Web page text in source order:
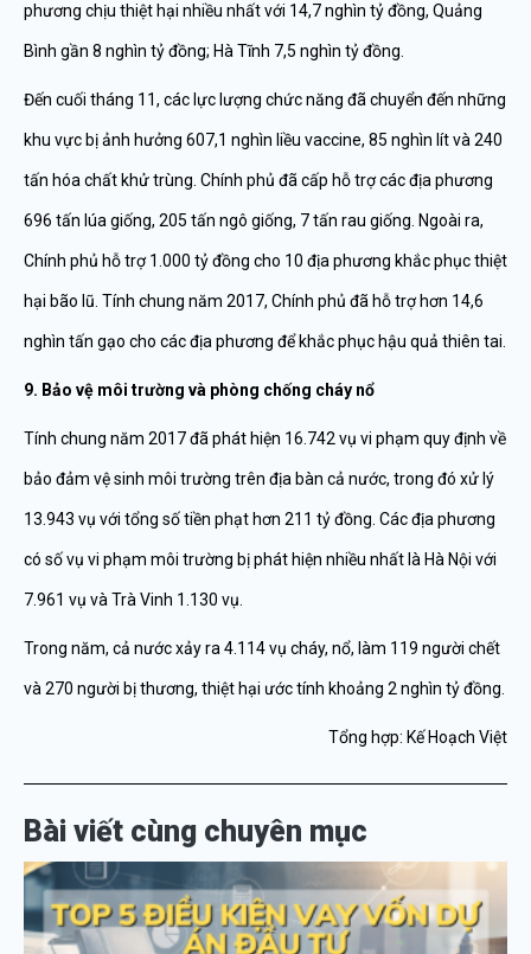
phương chịu thiệt hại nhiều nhất với 14,7 nghìn tỷ đồng, Quảng
Bình gần 8 nghìn tỷ đồng; Hà Tĩnh 7,5 nghìn tỷ đồng.
Đến cuối tháng 11, các lực lượng chức năng đã chuyển đến những
khu vực bị ảnh hưởng 607,1 nghìn liều vaccine, 85 nghìn lít và 240
tấn hóa chất khử trùng. Chính phủ đã cấp hỗ trợ các địa phương
696 tấn lúa giống, 205 tấn ngô giống, 7 tấn rau giống. Ngoài ra,
Chính phủ hỗ trợ 1.000 tỷ đồng cho 10 địa phương khắc phục thiệt
hại bão lũ. Tính chung năm 2017, Chính phủ đã hỗ trợ hơn 14,6
nghìn tấn gạo cho các địa phương để khắc phục hậu quả thiên tai.
9. Bảo vệ môi trường và phòng chống cháy nổ
Tính chung năm 2017 đã phát hiện 16.742 vụ vi phạm quy định về
bảo đảm vệ sinh môi trường trên địa bàn cả nước, trong đó xử lý
13.943 vụ với tổng số tiền phạt hơn 211 tỷ đồng. Các địa phương
có số vụ vi phạm môi trường bị phát hiện nhiều nhất là Hà Nội với
7.961 vụ và Trà Vinh 1.130 vụ.
Trong năm, cả nước xảy ra 4.114 vụ cháy, nổ, làm 119 người chết
và 270 người bị thương, thiệt hại ước tính khoảng 2 nghìn tỷ đồng.
Tổng hợp: Kế Hoạch Việt
Bài viết cùng chuyên mục